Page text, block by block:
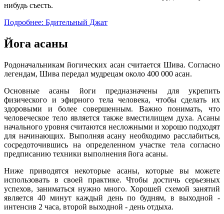
нибудь съесть.
Подробнее: Бдительный Джат
Йога асаны
Родоначальникам йогических асан считается Шива. Согласно
легендам, Шива передал мудрецам около 400 000 асан.
Основные асаны йоги предназначены для укрепить
физического и эфирного тела человека, чтобы сделать их
здоровыми и более совершенным. Важно понимать, что
человеческое тело является также вместилищем духа. Асаны
начального уровня считаются несложными и хорошо подходят
для начинающих. Выполняя асану необходимо расслабиться,
сосредоточившись на определенном участке тела согласно
предписанию техники выполнения йога асаны.
Ниже приводятся некоторые асаны, которые вы можете
использовать в своей практике. Чтобы достичь серьезных
успехов, заниматься нужно много. Хорошей схемой занятий
является 40 минут каждый день по будням, в выходной -
интенсив 2 часа, второй выходной - день отдыха.